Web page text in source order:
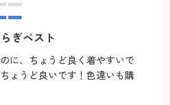
ぎベスト
に、ちょうど良く着やすいで
ょうど良いです！色違いも購